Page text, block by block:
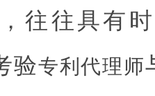
往往具有
验专利代理师